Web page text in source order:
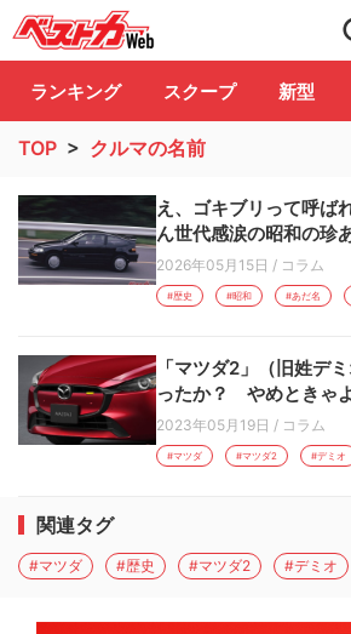
自動車情報誌「ベス
ランキング スクープ 新型
TOP > クルマの名前
え、ゴキブリって呼
ん世代感涙の昭和の珍
2026年05月15日 / コラム
#歴史 #昭和 #あだ名
「マツダ2」（旧姓デ
ったか？ やめときゃ
2023年05月19日 / コラム
#マツダ #マツダ2 #デミオ
関連タグ
#マツダ #歴史 #マツダ2 #デミオ